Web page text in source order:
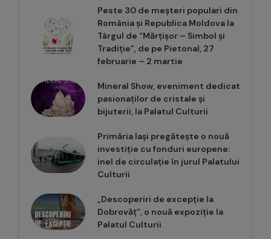
Peste 30 de meșteri populari din
România și Republica Moldova la
Târgul de “Mărțișor – Simbol și
Tradiție”, de pe Pietonal, 27
februarie – 2 martie
Mineral Show, eveniment dedicat
pasionaților de cristale și
bijuterii, la Palatul Culturii
Primăria Iași pregătește o nouă
investiție cu fonduri europene:
inel de circulație în jurul Palatului
Culturii
„Descoperiri de excepție la
Dobrovăț”, o nouă expoziție la
Palatul Culturii